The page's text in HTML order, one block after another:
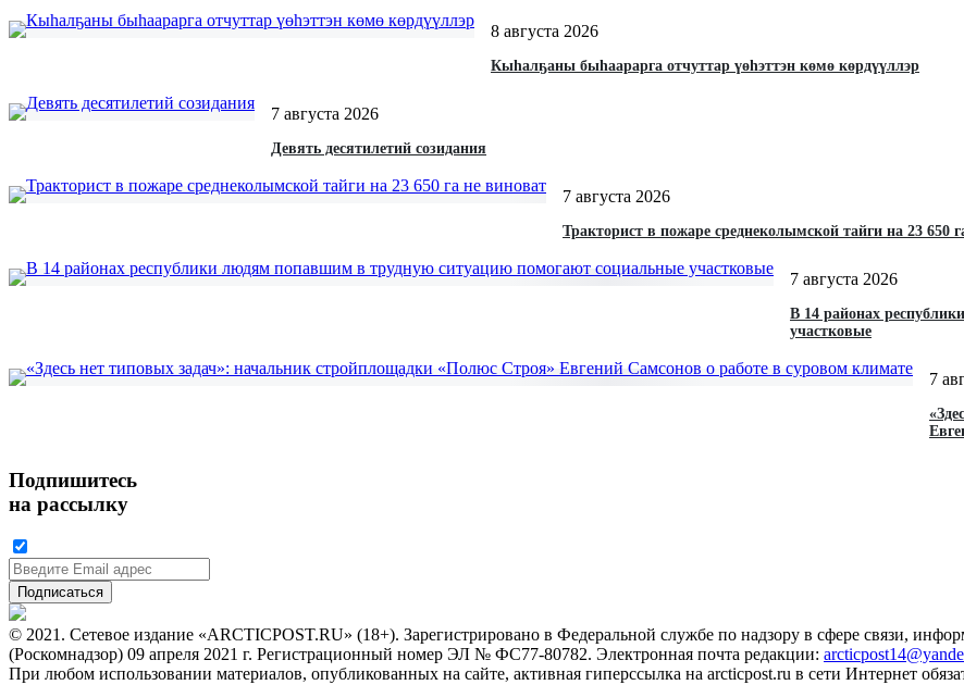
8 августа 2026
Кыһалҕаны быһаарарга отчуттар үөһэттэн көмө көрдүүллэр
7 августа 2026
Девять десятилетий созидания
7 августа 2026
Тракторист в пожаре среднеколымской тайги на 23 650
7 августа 2026
В 14 районах
участковые
7
Подпишитесь
на рассылку
© 2021. Сетевое издание «ARCTICPOST.RU» (18+). Зарегистрировано в Федеральной службе по надзору в сфере связи,
(Роскомнадзор) 09 апреля 2021 г. Регистрационный номер ЭЛ № ФС77-80782. Электронная почта редакции:
При любом использовании материалов, опубликованных на сайте, активная гиперссылка на arcticpost.ru в сети Интернет